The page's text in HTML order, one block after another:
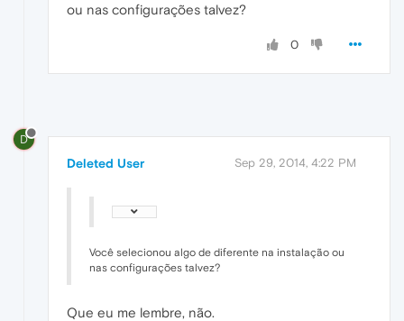
ou nas configurações talvez?
0
D
Deleted User Sep 29, 2014, 4:22 PM
Você selecionou algo de diferente na instalação ou
nas configurações talvez?
Que eu me lembre, não.